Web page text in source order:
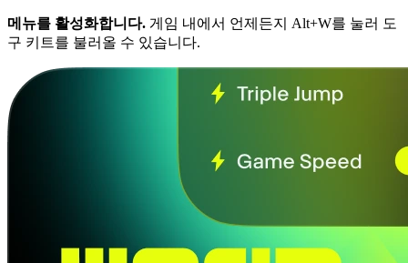
메뉴를 활성화합니다. 게임 내에서 언제든지 Alt+W를 눌러 도
구 키트를 불러올 수 있습니다.